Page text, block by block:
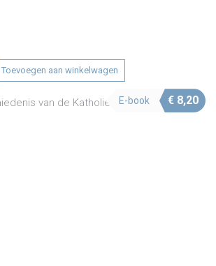
Toevoegen aan winkelwagen
E-book € 8,20